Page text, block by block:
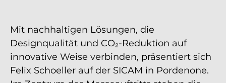
Mit nachhaltigen Lösungen, die
Designqualität und CO₂-Reduktion auf
innovative Weise verbinden, präsentiert sich
Felix Schoeller auf der SICAM in Pordenone.